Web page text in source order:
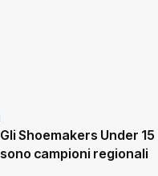
Gli Shoemakers Under 15
sono campioni regionali